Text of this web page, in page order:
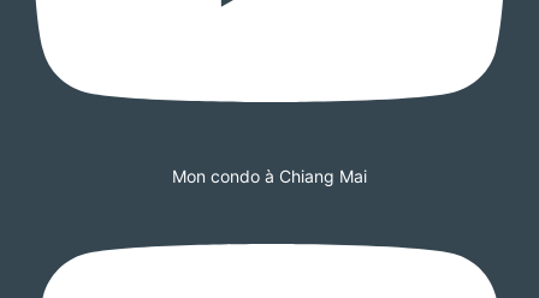
Mon condo à Chiang Mai